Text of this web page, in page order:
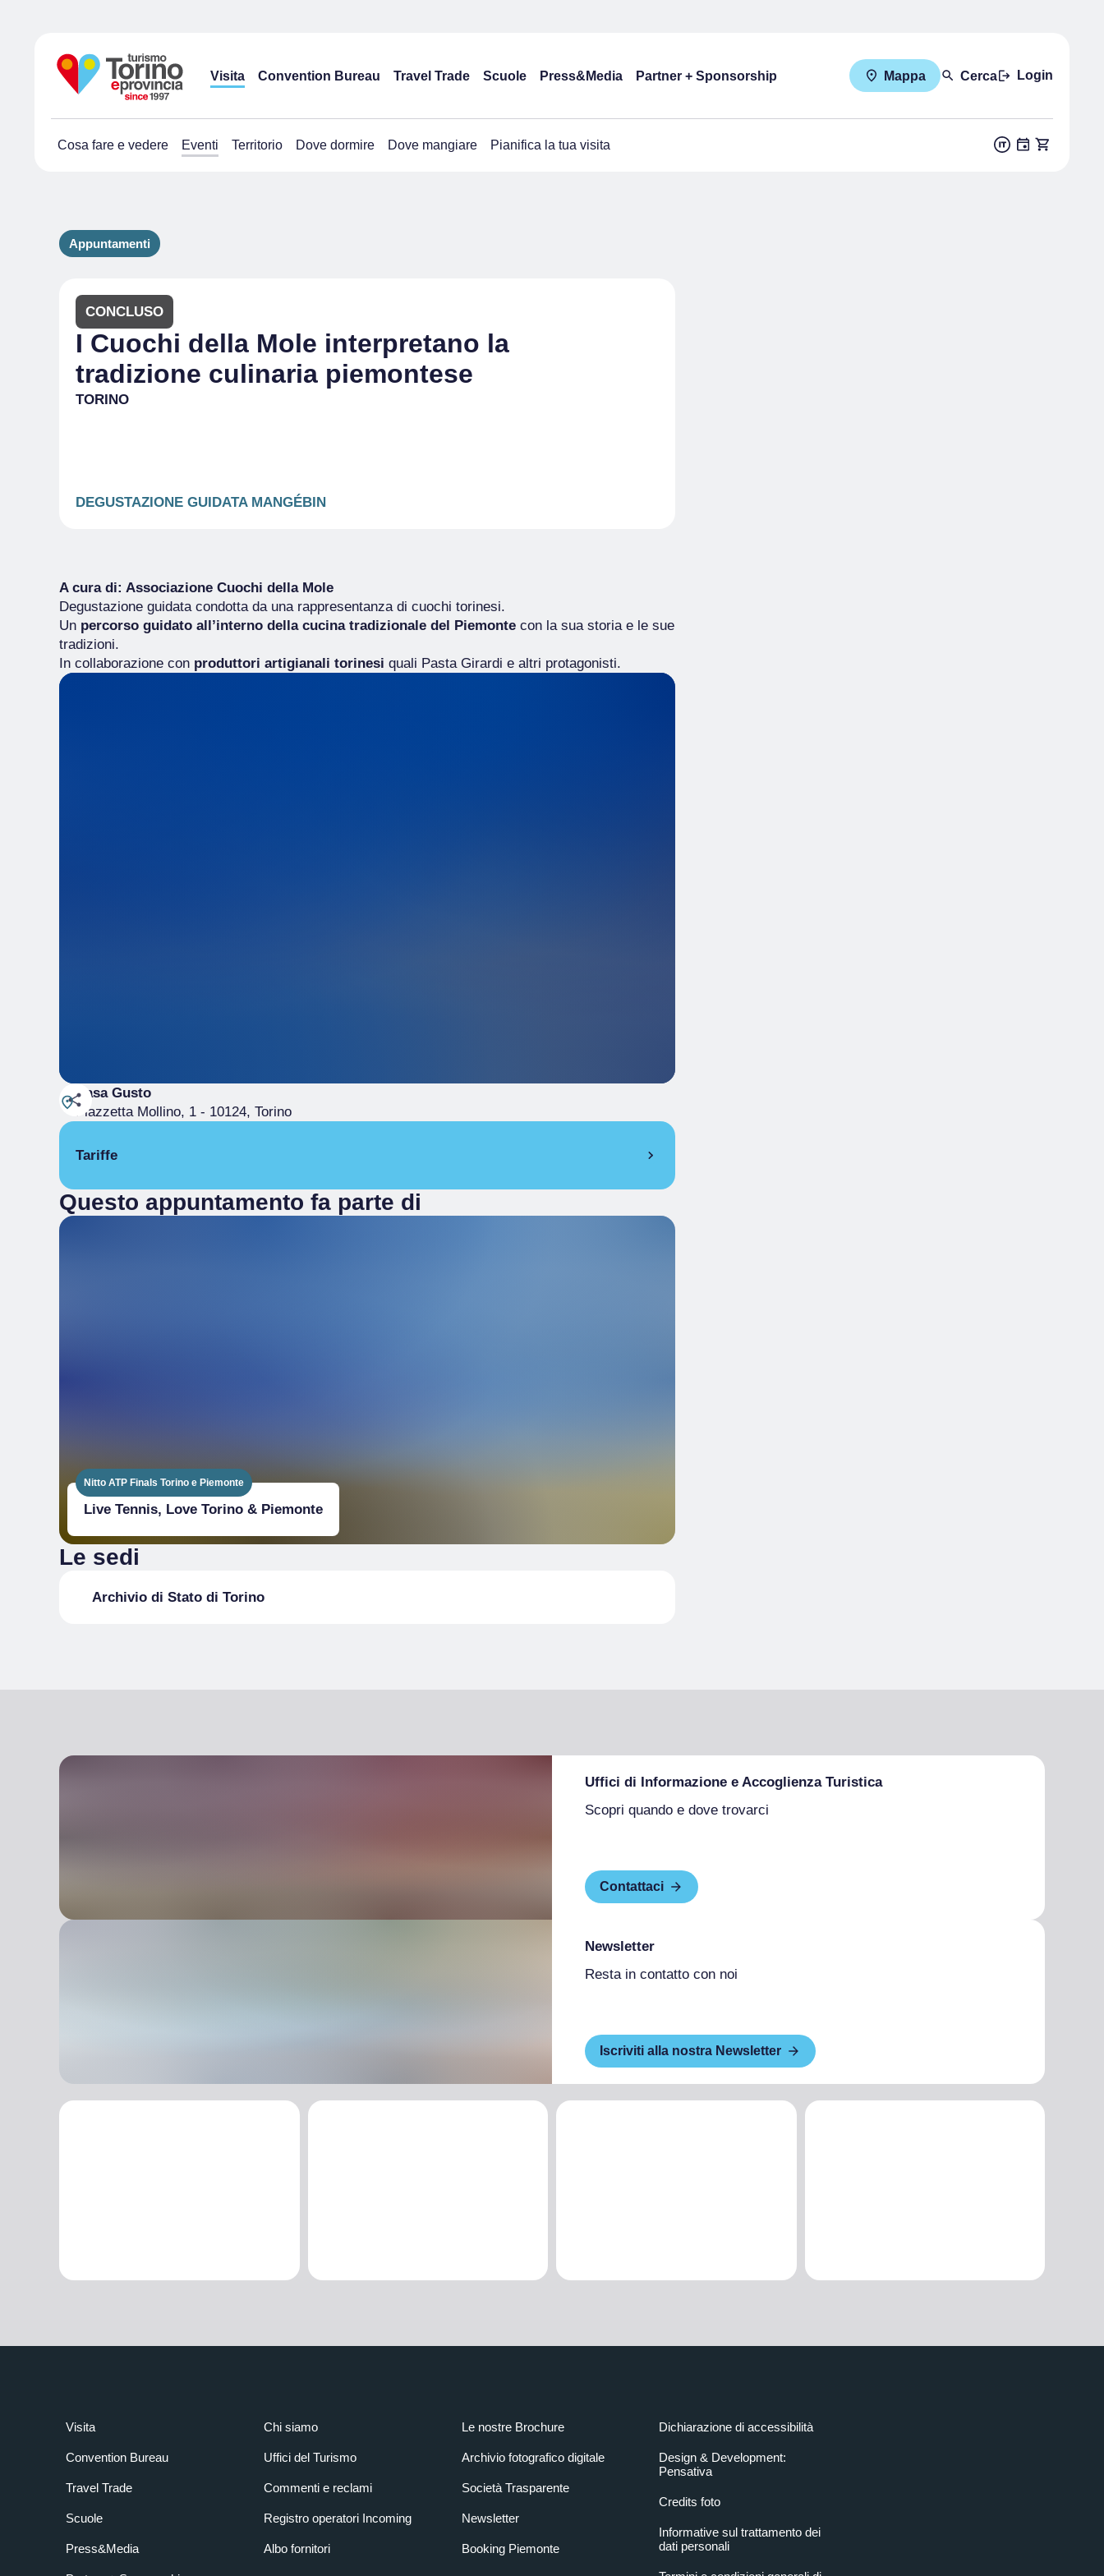
Visita Convention Bureau Travel Trade Scuole Press&Media Partner + Sponsorship Mappa Cerca Login
Cosa fare e vedere Eventi Territorio Dove dormire Dove mangiare Pianifica la tua visita
Appuntamenti
CONCLUSO
I Cuochi della Mole interpretano la
tradizione culinaria piemontese
TORINO
DEGUSTAZIONE GUIDATA MANGÉBIN
A cura di: Associazione Cuochi della Mole
Degustazione guidata condotta da una rappresentanza di cuochi torinesi.
Un percorso guidato all’interno della cucina tradizionale del Piemonte con la sua storia e le sue
tradizioni.
In collaborazione con produttori artigianali torinesi quali Pasta Girardi e altri protagonisti.
Casa Gusto
Piazzetta Mollino, 1- 10124, Torino
Tariffe
Intero
Questo appuntamento fa parte di
Nitto ATP Finals Torino e Piemonte
Live Tennis, Love Torino & Piemonte
Le sedi
Archivio di Stato di Torino
Uffici di Informazione e Accoglienza Turistica
Scopri quando e dove trovarci
Contattaci
Newsletter
Resta in contatto con noi
Iscriviti alla nostra Newsletter
Visita
Convention Bureau
Travel Trade
Scuole
Press&Media
Chi siamo
Uffici del Turismo
Commenti e reclami
Registro operatori Incoming
Albo fornitori
Le nostre Brochure
Archivio fotografico digitale
Società Trasparente
Newsletter
Booking Piemonte
Dichiarazione di accessibilità
Design & Development:
Pensativa
Credits foto
Informative sul trattamento dei
dati personali